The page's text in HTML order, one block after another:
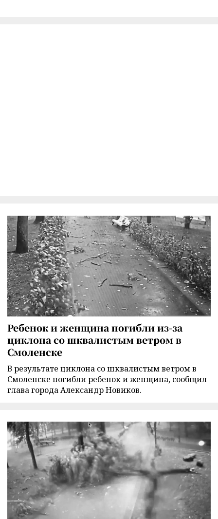
Ребенок и женщина погибли из-за
циклона со шквалистым ветром в
Смоленске
В результате циклона со шквалистым ветром в
Смоленске погибли ребенок и женщина, сообщил
глава города Александр Новиков.